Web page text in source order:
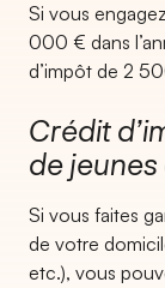
Si vous
000 € dans
d’impôt de 2
Crédit
de
Si vous faites
de votre
etc.), vous